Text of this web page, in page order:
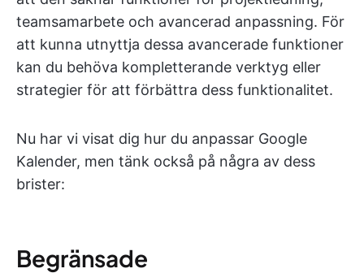
teamsamarbete och avancerad anpassning. För
att kunna utnyttja dessa avancerade funktioner
kan du behöva kompletterande verktyg eller
strategier för att förbättra dess funktionalitet.
Nu har vi visat dig hur du anpassar Google
Kalender, men tänk också på några av dess
brister:
Begränsade